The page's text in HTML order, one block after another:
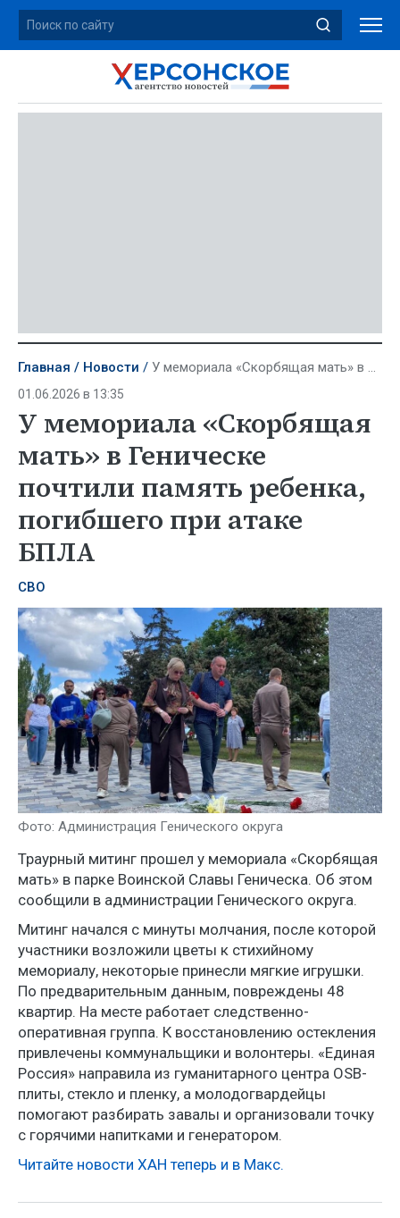
Главная Новости У мемориала «Скорбящая мать» в Геническе почтили память ребенка, погибшего при атаке БПЛА
01.06.2026 в 13:35
У мемориала «Скорбящая
мать» в Геническе
почтили память ребенка,
погибшего при атаке
БПЛА
СВО
Фото: Администрация Генического округа
Траурный митинг прошел у мемориала «Скорбящая
мать» в парке Воинской Славы Геническа. Об этом
сообщили в администрации Генического округа.
Митинг начался с минуты молчания, после которой
участники возложили цветы к стихийному
мемориалу, некоторые принесли мягкие игрушки.
По предварительным данным, повреждены 48
квартир. На месте работает следственно-
оперативная группа. К восстановлению остекления
привлечены коммунальщики и волонтеры. «Единая
Россия» направила из гуманитарного центра OSB-
плиты, стекло и пленку, а молодогвардейцы
помогают разбирать завалы и организовали точку
с горячими напитками и генератором.
Читайте новости ХАН теперь и в Макс.